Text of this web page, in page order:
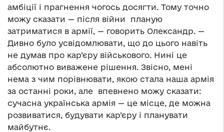
амбіції і прагнення чогось досягти. Тому точно
можу сказати — після війни планую
затриматися в армії, — говорить Олександр. —
Дивно було усвідомлювати, що до цього навіть
не думав про кар’єру військового. Нині це
абсолютно виважене рішення. Звісно, мені
нема з чим порівнювати, якою стала наша армія
за останні роки, але впевнено можу сказати:
сучасна українська армія — це місце, де можна
розвиватися, будувати кар’єру і планувати
майбутнє.